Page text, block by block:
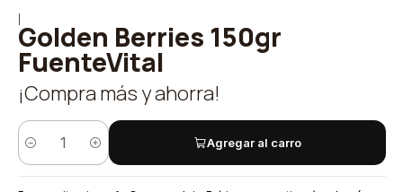
Golden Berries 150gr
FuenteVital
¡Compra más y ahorra!
Cantidad
Agregar al carro